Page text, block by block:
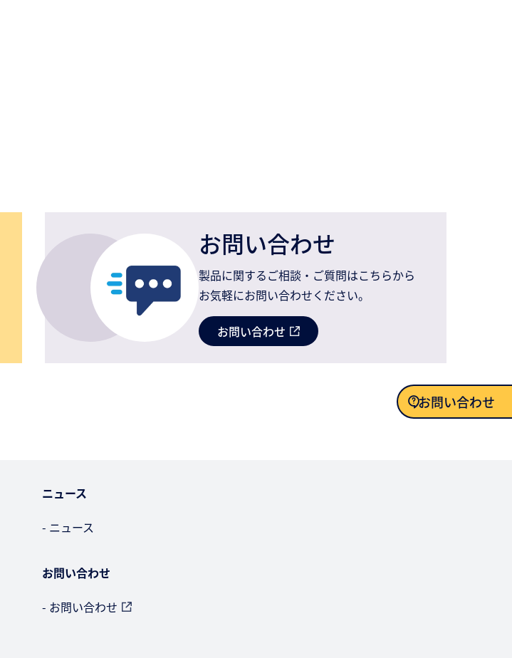
お問い合わせ
お問い合わせ
製品に関するご相談・ご質問はこちらから
お気軽にお問い合わせください。
お問い合わせ
ニュース
- ニュース
お問い合わせ
- お問い合わせ